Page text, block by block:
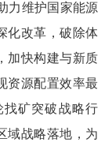
力维护国家能源
化改革，破除体
加快构建与新质
资源配置效率最
矿突破战略行
域战略落地，为